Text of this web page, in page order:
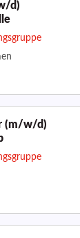
d)
(m/w/d)